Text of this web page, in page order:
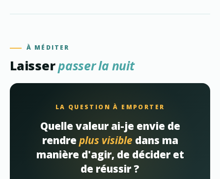
À MÉDITER
Laisserpasser la nuit
LA QUESTION À EMPORTER
Quelle valeur ai-je envie de
rendre plus visible dans ma
manière d'agir, de décider et
de réussir ?